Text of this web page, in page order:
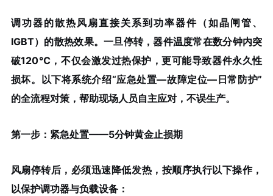
调功器的散热风扇直接关系到功率器件（如晶闸管、
IGBT）的散热效果。一旦停转，器件温度常在数分钟内突
破120℃，不仅会激发过热保护，更可能导致器件永久性
损坏。以下将系统介绍“应急处置—故障定位—日常防护”
的全流程对策，帮助现场人员自主应对，不误生产。
第一步：紧急处置——5分钟黄金止损期
风扇停转后，必须迅速降低发热，按顺序执行以下操作，
以保护调功器与负载设备：